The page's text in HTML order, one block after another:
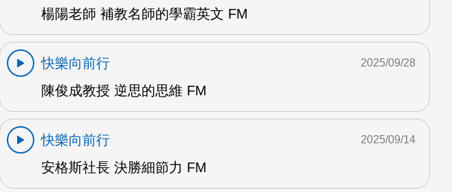
楊陽老師 補教名師的學霸英文 FM
快樂向前行
陳俊成教授 逆思的思維 FM
2025/09/28
快樂向前行
安格斯社長 決勝細節力 FM
2025/09/14